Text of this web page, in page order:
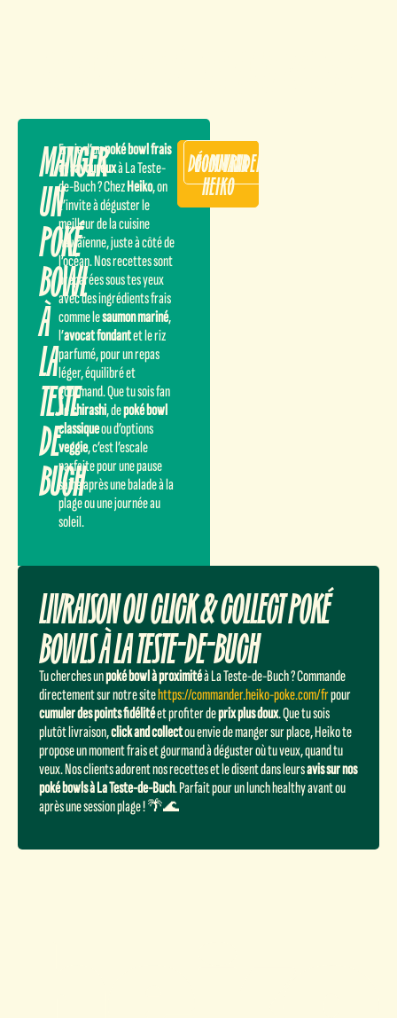
MANGER
UN
POKÉ
BOWL
À
LA
TESTE
DE
BUCH
Envie d’unpoké bowl frais
et savoureuxà La Teste-
de-Buch ? ChezHeiko, on
t’invite à déguster le
meilleur de la cuisine
hawaïenne, juste à côté de
l’océan. Nos recettes sont
préparées sous tes yeux
avec des ingrédients frais
comme lesaumon mariné,
l’avocat fondantet le riz
parfumé, pour un repas
léger, équilibré et
gourmand. Que tu sois fan
dechirashi, depoké bowl
classiqueou d’options
veggie, c’est l’escale
parfaite pour une pause
saine après une balade à la
plage ou une journée au
soleil.
DÉCOUVRIR
HEIKO
COMMANDER
LIVRAISON OU CLICK & COLLECT POKÉ
BOWLS À LA TESTE-DE-BUCH
Tu cherches unpoké bowl à proximitéà La Teste-de-Buch ? Commande
directement sur notre sitehttps://commander.heiko-poke.com/frpour
cumuler des points fidélitéet profiter deprix plus doux. Que tu sois
plutôt livraison,click and collectou envie de manger sur place, Heiko te
propose un moment frais et gourmand à déguster où tu veux, quand tu
veux. Nos clients adorent nos recettes et le disent dans leursavis sur nos
poké bowls à La Teste-de-Buch. Parfait pour un lunch healthy avant ou
après une session plage ! 🌴🌊